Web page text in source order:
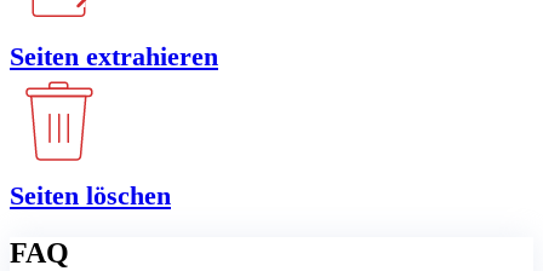
Seiten extrahieren
Seiten löschen
FAQ